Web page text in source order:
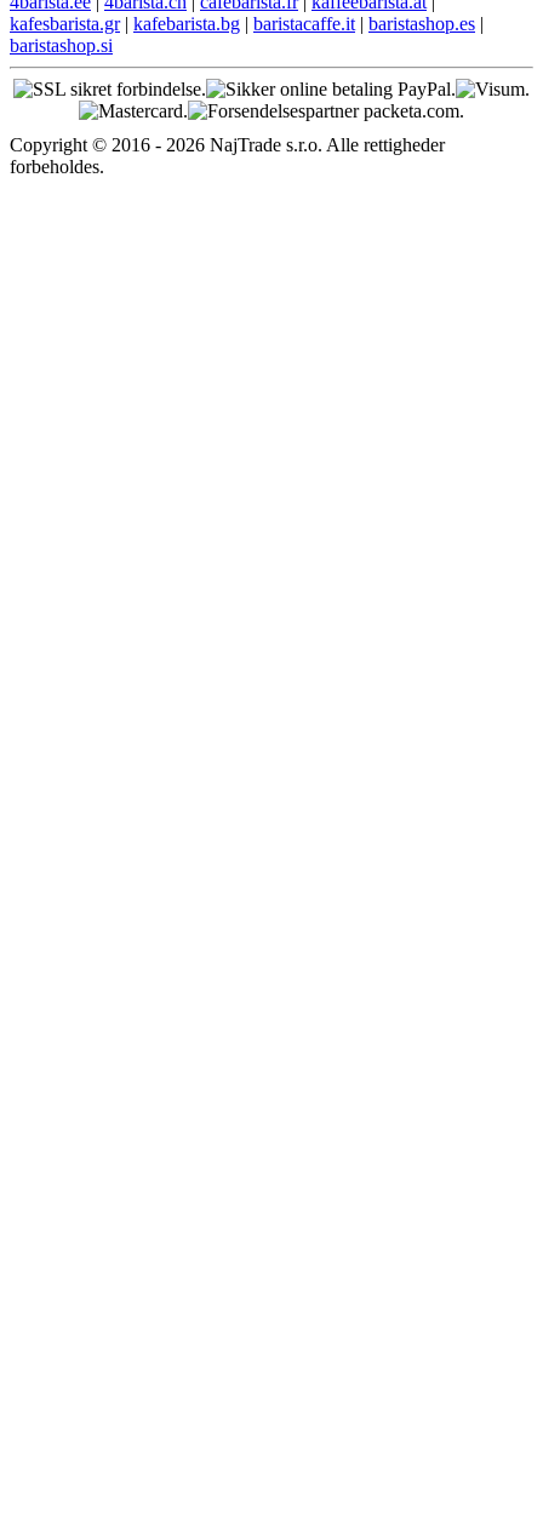
kafesbarista.gr| kafebarista.bg | baristacaffe.it | baristashop.es |
baristashop.si
Copyright © 2016 - 2026 NajTrade s.r.o. Alle rettigheder
forbeholdes.